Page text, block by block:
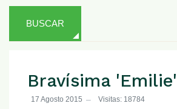
BUSCAR
Bravísima 'Emilie'
17 Agosto 2015 Visitas: 18784